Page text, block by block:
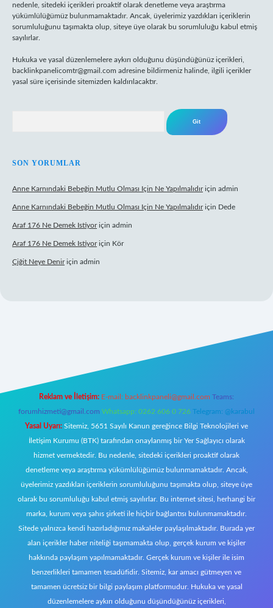
nedenle, sitedeki içerikleri proaktif olarak denetleme veya araştırma
yükümlülüğümüz bulunmamaktadır. Ancak, üyelerimiz yazdıkları içeriklerin
sorumluluğunu taşımakta olup, siteye üye olarak bu sorumluluğu kabul etmiş
sayılırlar.
Hukuka ve yasal düzenlemelere aykırı olduğunu düşündüğünüz içerikleri,
backlinkpanelicomtr@gmail.com adresine bildirmeniz halinde, ilgili içerikler
yasal süre içerisinde sitemizden kaldırılacaktır.
SON YORUMLAR
Anne Karnındaki Bebeğin Mutlu Olması Için Ne Yapılmalıdıriçin admin
Anne Karnındaki Bebeğin Mutlu Olması Için Ne Yapılmalıdıriçin Dede
Araf 176 Ne Demek Istiyoriçin admin
Araf 176 Ne Demek Istiyoriçin Kör
Çiğit Neye Deniriçin admin
Reklam ve İletişim: E-mail: backlinkpaneli@gmail.com Teams:
forumhizmeti@gmail.com Whatsapp: 0262 606 0 726 Telegram: @karabul
Yasal Uyarı: Sitemiz, 5651 Sayılı Kanun gereğince Bilgi Teknolojileri ve
İletişim Kurumu (BTK) tarafından onaylanmış bir Yer Sağlayıcı olarak
hizmet vermektedir. Bu nedenle, sitedeki içerikleri proaktif olarak
denetleme veya araştırma yükümlülüğümüz bulunmamaktadır. Ancak,
üyelerimiz yazdıkları içeriklerin sorumluluğunu taşımakta olup, siteye üye
olarak bu sorumluluğu kabul etmiş sayılırlar. Bu internet sitesi, herhangi bir
marka, kurum veya şahıs şirketi ile hiçbir bağlantısı bulunmamaktadır.
Sitede yalnızca kendi hazırladığımız makaleler paylaşılmaktadır. Burada yer
alan içerikler haber niteliği taşımamakta olup, gerçek kurum ve kişiler
hakkında paylaşım yapılmamaktadır. Gerçek kurum ve kişiler ile isim
benzerlikleri tamamen tesadüfidir. Sitemiz, kar amacı gütmeyen ve
tamamen ücretsiz bir bilgi paylaşım platformudur. Hukuka ve yasal
düzenlemelere aykırı olduğunu düşündüğünüz içerikleri,